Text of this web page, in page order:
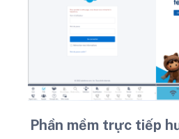
Phần mềm trực tiếp